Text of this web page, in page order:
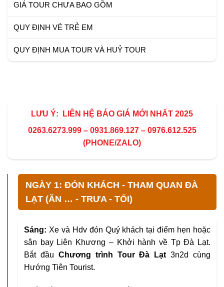
GIÁ TOUR CHƯA BAO GỒM
QUY ĐỊNH VÉ TRẺ EM
QUY ĐỊNH MUA TOUR VÀ HUỶ TOUR
LƯU Ý:
LIÊN HỆ BÁO GIÁ MỚI NHẤT 2025
0263.6273.999 – 0931.869.127 – 0976.612.525
(PHONE/ZALO)
NGÀY 1: ĐÓN KHÁCH - THAM QUAN ĐÀ
LẠT (ĂN … - TRƯA - TỐI)
Sáng: Xe và Hdv đón Quý khách tại điểm hẹn hoặc
sân bay Liên Khương – Khởi hành về Tp Đà Lạt.
Bắt đầu Chương trình Tour Đà Lạt 3n2d cùng
Hướng Tiên Tourist.